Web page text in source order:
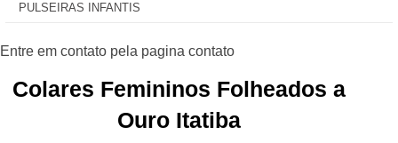
PULSEIRAS INFANTIS
Colares Femininos Folheados a
Ouro Itatiba